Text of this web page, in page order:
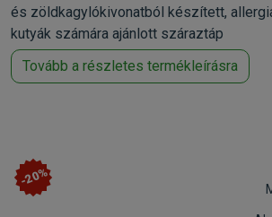
és zöldkagylókivonatból készített,
kutyák számára ajánlott száraztáp
Tovább a részletes termékleírásra
-20%